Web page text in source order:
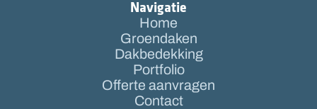
Navigatie
Home
Groendaken
Dakbedekking
Portfolio
Offerte aanvragen
Contact